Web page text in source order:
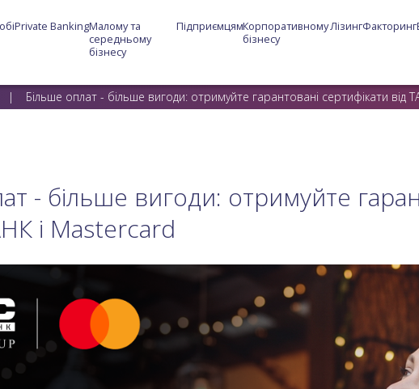
Private BankingМалому та
середньому
бізнесу
ПідприємцямКорпоративному
бізнесу
ЛізингФакторинг
Більше оплат - більше вигоди: отримуйте гарантовані сертифікати
- більше вигоди: отримуйте
і Mastercard